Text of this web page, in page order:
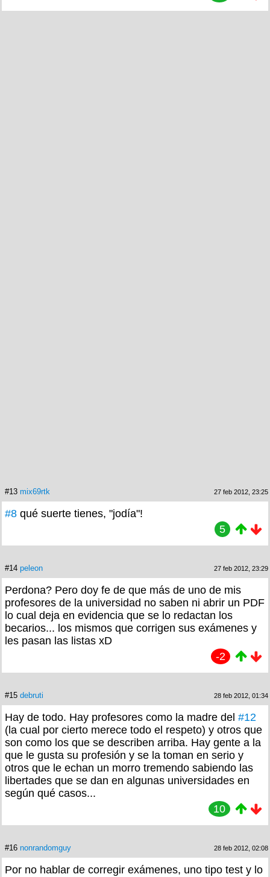
#13 mix69rtk 27 feb 2012, 23:25
#8 qué suerte tienes, "jodía"!
5
#14 peleon 27 feb 2012, 23:29
Perdona? Pero doy fe de que más de uno de mis
profesores de la universidad no saben ni abrir un PDF
lo cual deja en evidencia que se lo redactan los
becarios... los mismos que corrigen sus exámenes y
les pasan las listas xD
-2
#15 debruti 28 feb 2012, 01:34
Hay de todo. Hay profesores como la madre del #12
(la cual por cierto merece todo el respeto) y otros que
son como los que se describen arriba. Hay gente a la
que le gusta su profesión y se la toman en serio y
otros que le echan un morro tremendo sabiendo las
libertades que se dan en algunas universidades en
según qué casos...
10
#16 nonrandomguy 28 feb 2012, 02:08
Por no hablar de corregir exámenes, uno tipo test y lo